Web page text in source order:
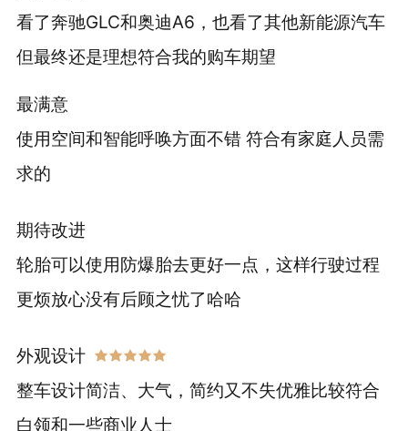
看了奔驰GLC和奥迪A6，也看了其他新能源汽车
但最终还是理想符合我的购车期望
最满意
使用空间和智能呼唤方面不错 符合有家庭人员需
求的
期待改进
轮胎可以使用防爆胎去更好一点，这样行驶过程
更烦放心没有后顾之忧了哈哈
外观设计
整车设计简洁、大气，简约又不失优雅比较符合
白领和一些商业人士